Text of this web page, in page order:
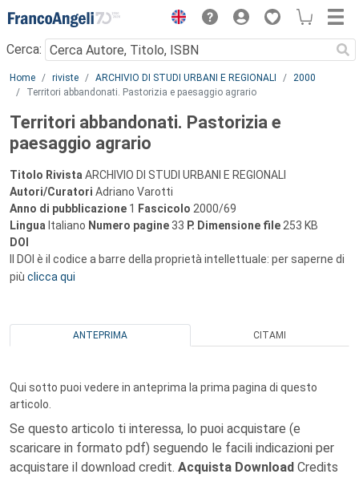
Menu
Cerca:
Main content
Home riviste ARCHIVIO DI STUDI URBANI E REGIONALI
2000
Territori abbandonati. Pastorizia e paesaggio agrario
Territori abbandonati. Pastorizia e
paesaggio agrario
Titolo Rivista ARCHIVIO DI STUDI URBANI E REGIONALI
Autori/Curatori Adriano Varotti
Anno di pubblicazione 1 Fascicolo 2000/69
Lingua Italiano Numero pagine 33 P. Dimensione file 253 KB
DOI
Il DOI è il codice a barre della proprietà intellettuale: per saperne di
più clicca qui
ANTEPRIMA CITAMI
Qui sotto puoi vedere in anteprima la prima pagina di questo
articolo.
Se questo articolo ti interessa, lo puoi acquistare (e
scaricare in formato pdf) seguendo le facili indicazioni per
acquistare il download credit. Acquista Download Credits